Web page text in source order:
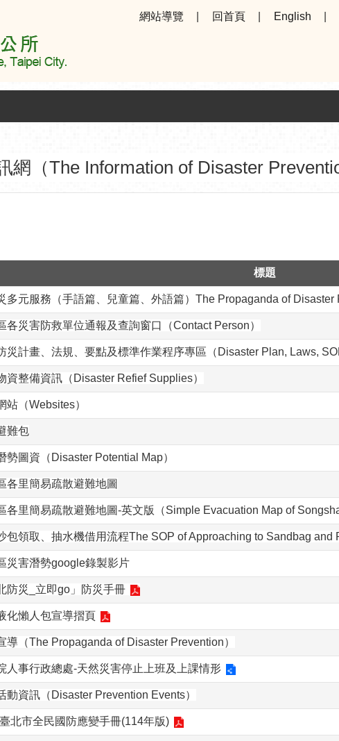
網站導覽
回首頁 English
網（The Information of Disaster
標題
多元服務（手語篇、兒童篇、外語篇）The Propaganda of
各災害防救單位通報及查詢窗口（Contact Person）
災計畫、法規、要點及標準作業程序專區（Disaster Plan, Laws,
資整備資訊（Disaster Refief Supplies）
站（Websites）
難包
勢圖資（Disaster Potential Map）
各里簡易疏散避難地圖
各里簡易疏散避難地圖-英文版（Simple Evacuation Map of
包領取、抽水機借用流程The SOP of Approaching to Sandbag and
災害潛勢google錄製影片
防災_立即go」防災手冊
化懶人包宣導摺頁
導（The Propaganda of Disaster Prevention）
人事行政總處-天然災害停止上班及上課情形
動資訊（Disaster Prevention Events）
北市全民國防應變手冊(114年版)